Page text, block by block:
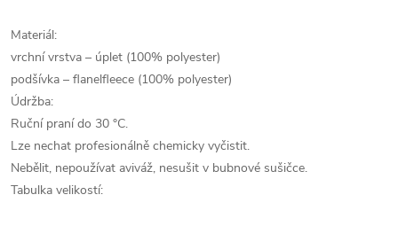
Materiál:
vrchní vrstva – úplet (100% polyester)
podšívka – flanelfleece (100% polyester)
Údržba:
Ruční praní do 30 °C.
Lze nechat profesionálně chemicky vyčistit.
Nebělit, nepoužívat aviváž, nesušit v bubnové sušičce.
Tabulka velikostí: